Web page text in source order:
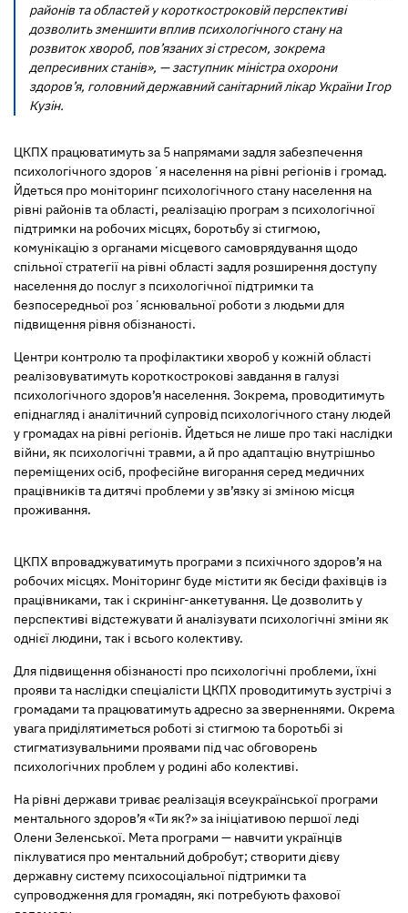
районів та областей у короткостроковій перспективі
дозволить зменшити вплив психологічного стану на
розвиток хвороб, пов’язаних зі стресом, зокрема
депресивних станів», — заступник міністра охорони
здоров’я, головний державний санітарний лікар України Ігор
Кузін.
ЦКПХ працюватимуть за 5 напрямами задля забезпечення
психологічного здоровʼя населення на рівні регіонів і громад.
Йдеться про моніторинг психологічного стану населення на
рівні районів та області, реалізацію програм з психологічної
підтримки на робочих місцях, боротьбу зі стигмою,
комунікацію з органами місцевого самоврядування щодо
спільної стратегії на рівні області задля розширення доступу
населення до послуг з психологічної підтримки та
безпосередньої розʼяснювальної роботи з людьми для
підвищення рівня обізнаності.
Центри контролю та профілактики хвороб у кожній області
реалізовуватимуть короткострокові завдання в галузі
психологічного здоров’я населення. Зокрема, проводитимуть
епіднагляд і аналітичний супровід психологічного стану людей
у громадах на рівні регіонів. Йдеться не лише про такі наслідки
війни, як психологічні травми, а й про адаптацію внутрішньо
переміщених осіб, професійне вигорання серед медичних
працівників та дитячі проблеми у зв’язку зі зміною місця
проживання.
ЦКПХ впроваджуватимуть програми з психічного здоров’я на
робочих місцях. Моніторинг буде містити як бесіди фахівців із
працівниками, так і скринінг-анкетування. Це дозволить у
перспективі відстежувати й аналізувати психологічні зміни як
однієї людини, так і всього колективу.
Для підвищення обізнаності про психологічні проблеми, їхні
прояви та наслідки спеціалісти ЦКПХ проводитимуть зустрічі з
громадами та працюватимуть адресно за зверненнями. Окрема
увага приділятиметься роботі зі стигмою та боротьбі зі
стигматизувальними проявами під час обговорень
психологічних проблем у родині або колективі.
На рівні держави триває реалізація всеукраїнської програми
ментального здоров’я «Ти як?» за ініціативою першої леді
Олени Зеленської. Мета програми — навчити українців
піклуватися про ментальний добробут; створити дієву
державну систему психосоціальної підтримки та
супроводження для громадян, які потребують фахової